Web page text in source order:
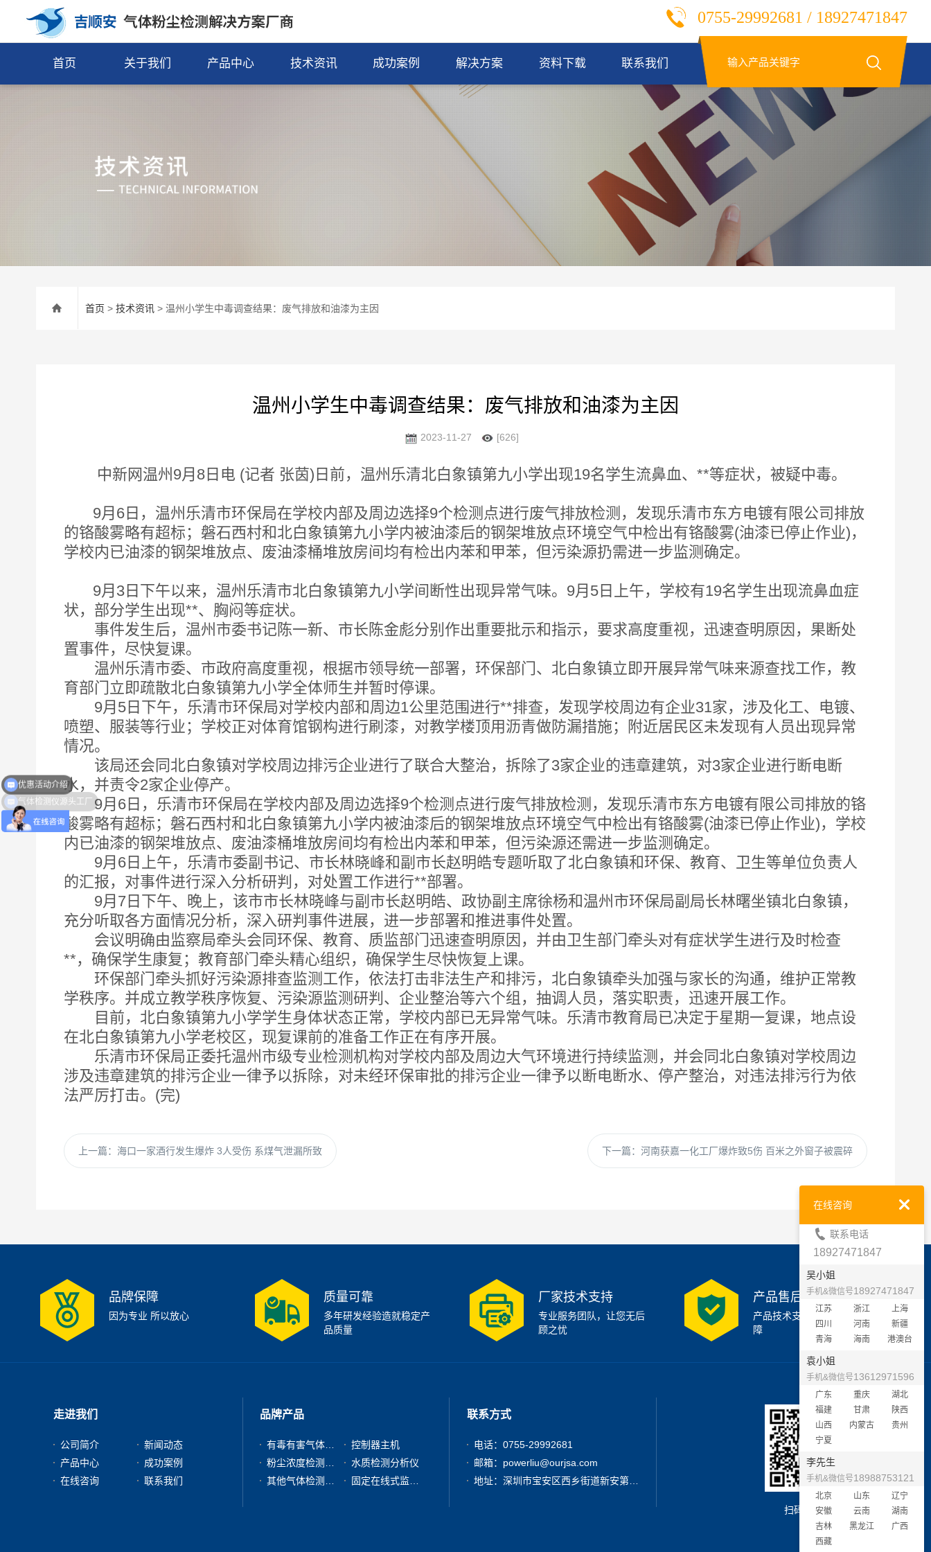
0755-29992681 / 18927471847
首页 关于我们 产品中心 技术资讯 成功案例 解决方案 资料下载 联系我们
首页 > 技术资讯 > 温州小学生中毒调查结果：废气排放和油漆为主因
温州小学生中毒调查结果：废气排放和油漆为主因
2023-11-27 [626]
中新网温州9月8日电 (记者 张茵)日前，温州乐清北白象镇第九小学出现19名学生流鼻血、**等症状，被疑中毒。
9月6日，温州乐清市环保局在学校内部及周边选择9个检测点进行废气排放检测，发现乐清市东方电镀有限公司排放
的铬酸雾略有超标；磐石西村和北白象镇第九小学内被油漆后的钢架堆放点环境空气中检出有铬酸雾(油漆已停止作业)，
学校内已油漆的钢架堆放点、废油漆桶堆放房间均有检出内苯和甲苯，但污染源扔需进一步监测确定。
9月3日下午以来，温州乐清市北白象镇第九小学间断性出现异常气味。9月5日上午，学校有19名学生出现流鼻血症
状，部分学生出现**、胸闷等症状。
事件发生后，温州市委书记陈一新、市长陈金彪分别作出重要批示和指示，要求高度重视，迅速查明原因，果断处
置事件，尽快复课。
温州乐清市委、市政府高度重视，根据市领导统一部署，环保部门、北白象镇立即开展异常气味来源查找工作，教
育部门立即疏散北白象镇第九小学全体师生并暂时停课。
9月5日下午，乐清市环保局对学校内部和周边1公里范围进行**排查，发现学校周边有企业31家，涉及化工、电镀、
喷塑、服装等行业；学校正对体育馆钢构进行刷漆，对教学楼顶用沥青做防漏措施；附近居民区未发现有人员出现异常
情况。
该局还会同北白象镇对学校周边排污企业进行了联合大整治，拆除了3家企业的违章建筑，对3家企业进行断电断
水，并责令2家企业停产。
9月6日，乐清市环保局在学校内部及周边选择9个检测点进行废气排放检测，发现乐清市东方电镀有限公司排放的铬
酸雾略有超标；磐石西村和北白象镇第九小学内被油漆后的钢架堆放点环境空气中检出有铬酸雾(油漆已停止作业)，学校
内已油漆的钢架堆放点、废油漆桶堆放房间均有检出内苯和甲苯，但污染源还需进一步监测确定。
9月6日上午，乐清市委副书记、市长林晓峰和副市长赵明皓专题听取了北白象镇和环保、教育、卫生等单位负责人
的汇报，对事件进行深入分析研判，对处置工作进行**部署。
9月7日下午、晚上，该市市长林晓峰与副市长赵明皓、政协副主席徐杨和温州市环保局副局长林曙坐镇北白象镇，
充分听取各方面情况分析，深入研判事件进展，进一步部署和推进事件处置。
会议明确由监察局牵头会同环保、教育、质监部门迅速查明原因，并由卫生部门牵头对有症状学生进行及时检查
**，确保学生康复；教育部门牵头精心组织，确保学生尽快恢复上课。
环保部门牵头抓好污染源排查监测工作，依法打击非法生产和排污，北白象镇牵头加强与家长的沟通，维护正常教
学秩序。并成立教学秩序恢复、污染源监测研判、企业整治等六个组，抽调人员，落实职责，迅速开展工作。
目前，北白象镇第九小学学生身体状态正常，学校内部已无异常气味。乐清市教育局已决定于星期一复课，地点设
在北白象镇第九小学老校区，现复课前的准备工作正在有序开展。
乐清市环保局正委托温州市级专业检测机构对学校内部及周边大气环境进行持续监测，并会同北白象镇对学校周边
涉及违章建筑的排污企业一律予以拆除，对未经环保审批的排污企业一律予以断电断水、停产整治，对违法排污行为依
法严厉打击。(完)
上一篇： 海口一家酒行发生爆炸 3人受伤 系煤气泄漏所致 下一篇： 河南获嘉一化工厂爆炸致5伤 百米之外窗子被震碎
品牌保障
因为专业 所以放心
质量可靠
多年研发经验造就稳定产
品质量
厂家技术支持
专业服务团队，让您无后
顾之忧
产品售后支持
产品技术支持7x24小时保
障
走进我们
公司简介
新闻动态
产品中心
成功案例
在线咨询
联系我们
品牌产品
控制器主机
水质检测分析仪
固定在线式监测报警仪
联系方式
电话：0755-29992681
邮箱：powerliu@ourjsa.com
地址：深圳市宝安区西乡街道新安第二工业区A3栋6楼南
扫码加微信
在线咨询
联系电话
18927471847
吴小姐
手机&微信号18927471847
江苏 浙江
上海
四川
河南
新疆
青海
海南 港澳台
袁小姐
手机&微信号13612971596
广东 重庆
湖北
福建
甘肃
陕西
山西
内蒙古
贵州
宁夏
李先生
手机&微信号18988753121
北京 山东
辽宁
安徽
云南
湖南
吉林
黑龙江
广西
西藏
气体检测仪源头工厂